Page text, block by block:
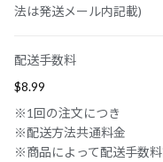
法は発送メール内記載)
配送手数料
$‌8.99
※1回の注文につき
※配送方法共通料金
※商品によって配送手数